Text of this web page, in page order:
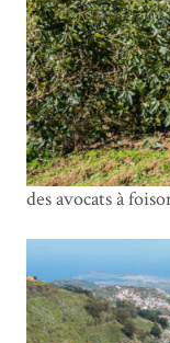
des avocats à